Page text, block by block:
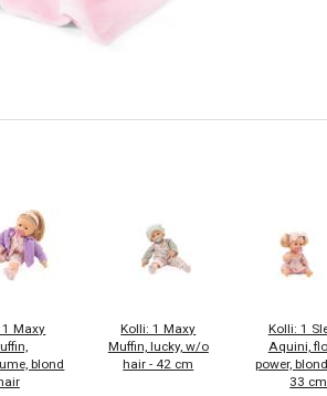
1 Maxy
blond
Kolli: 1 Maxy
Muffin, lucky, w/o
hair - 42 cm
Kolli: 1
Aquini,
power,
33 cm